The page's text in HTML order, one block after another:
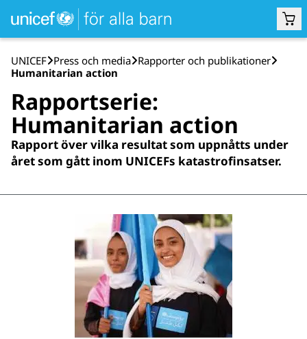
UNICEF Press och media Rapporter och publikationer
Humanitarian action
Rapportserie:
Humanitarian action
Rapport över vilka resultat som upp­nåtts under
året som gått inom UNICEFs katastrof­insatser.